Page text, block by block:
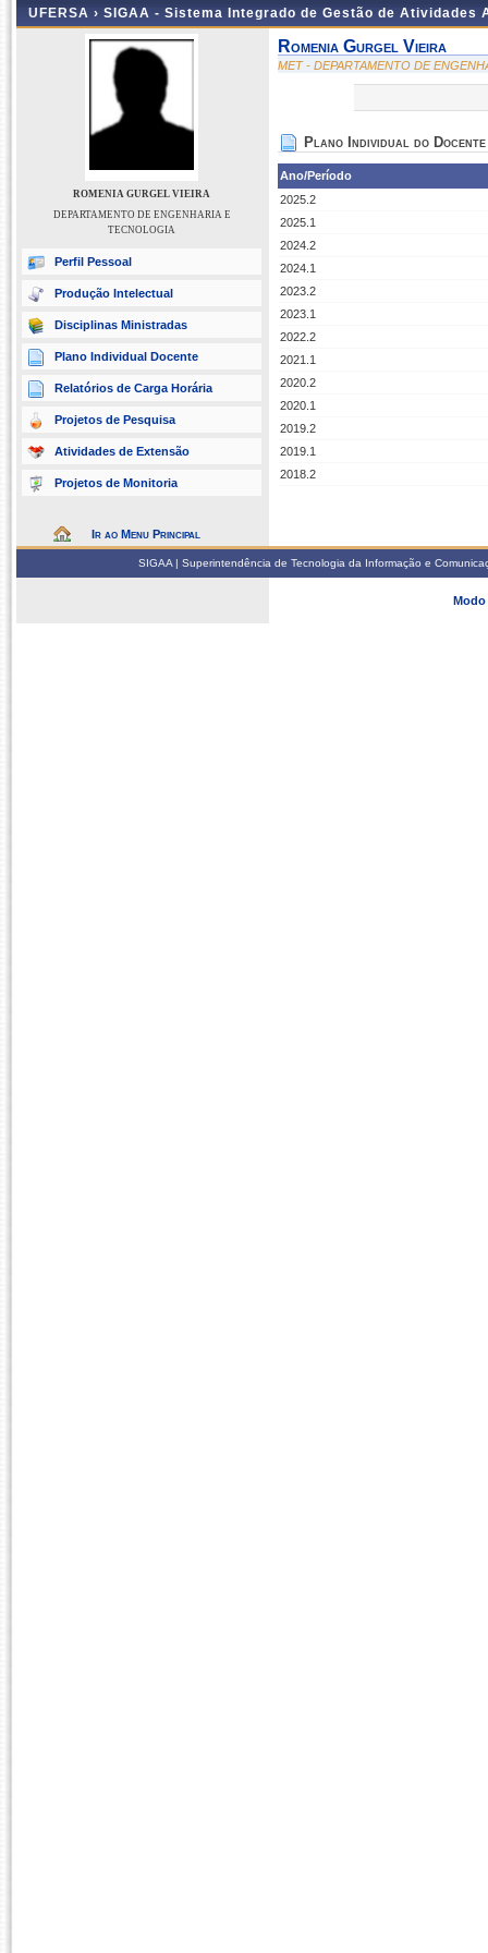
UFERSA › SIGAA - Sistema Integrado de Gestão de Atividades
ROMENIA GURGEL VIEIRA
DEPARTAMENTO DE ENGENHARIA E
TECNOLOGIA
Perfil Pessoal
Produção Intelectual
Disciplinas Ministradas
Plano Individual Docente
Relatórios de Carga Horária
Projetos de Pesquisa
Atividades de Extensão
Projetos de Monitoria
Ir ao Menu Principal
Romenia Gurgel Vieira
MET - DEPARTAMENTO DE
Plano Individual do Docente
Ano/Período
2025.2
2025.1
2024.2
2024.1
2023.2
2023.1
2022.2
2021.1
2020.2
2020.1
2019.2
2019.1
2018.2
SIGAA | Superintendência de Tecnologia da Informação e
Modo